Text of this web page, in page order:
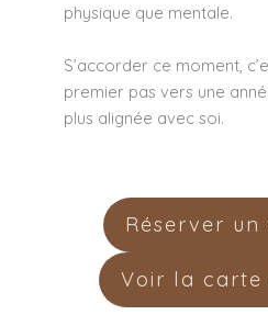
physique que mentale.
S’accorder ce moment,
premier pas vers une
plus alignée avec soi.
Réserver
Voir la carte